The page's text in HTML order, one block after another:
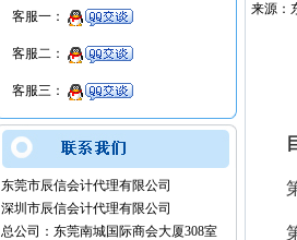
客服一：
客服二：
客服三：
东莞市辰信会计代理有限公司
深圳市辰信会计代理有限公司
总公司：东莞南城国际商会大厦308室
来源：